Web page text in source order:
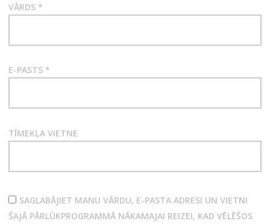
VĀRDS *
E-PASTS *
TĪMEKĻA VIETNE
SAGLABĀJIET MANU VĀRDU, E-PASTA ADRESI UN VIETNI
ŠAJĀ PĀRLŪKPROGRAMMĀ NĀKAMAJAI REIZEI, KAD VĒLĒŠOS